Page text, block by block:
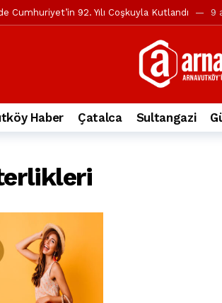
Cumhuriyet’in 92. Yılı Coşkuyla Kutlandı 9
Arnavutköy Belediyesi’ne ve Mustafa
nüfusu 2024 yılında 344.868’e ulaştı 1 yıl
seyir halindeki otomobil alev alev
İmrahor Mahallesi sakinleri protesto gösterisi
29 Ekim Cumhuriyet Bayramı kutlamaları
3 hafriyat kamyonu birbirlerinin üzerine devrildi
su baskını tepkisi
Haber Çatalca Sultangazi